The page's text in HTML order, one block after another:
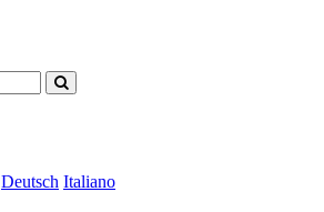
Deutsch Italiano